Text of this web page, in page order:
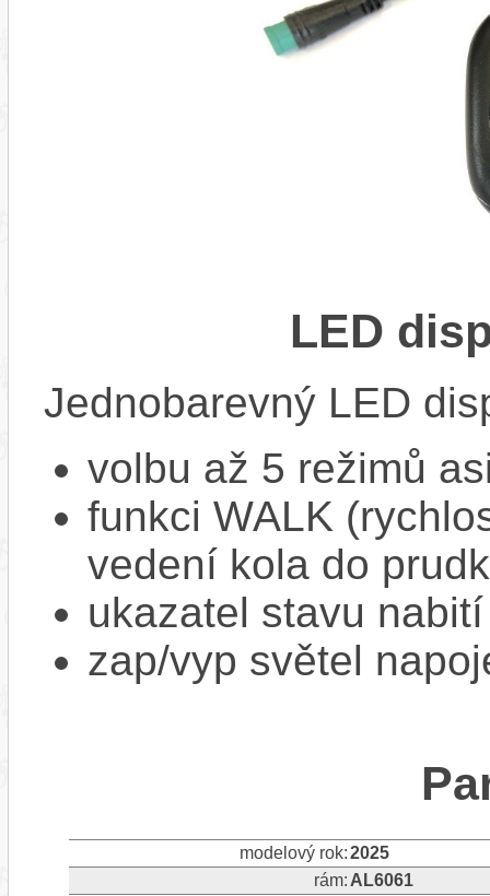
LED
Jednobarevný LED
volbu až 5 režimů
funkci WALK
vedení kola do
ukazatel stavu
zap/vyp světel
modelový rok:2025
rám: AL6061